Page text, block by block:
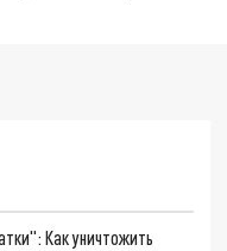
Как уничтожить